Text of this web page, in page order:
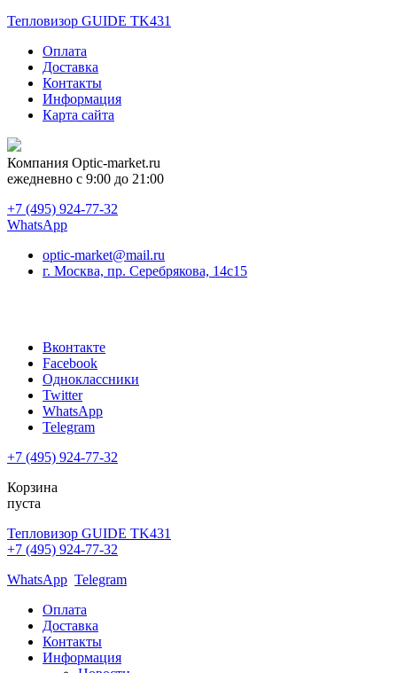
Тепловизор GUIDE TK431
Оплата
Доставка
Контакты
Информация
Карта сайта
Компания Optic-market.ru
ежедневно с 9:00 до 21:00
+7 (495) 924-77-32
WhatsApp
optic-market@mail.ru
г. Москва, пр. Серебрякова, 14с15
Вконтакте
Facebook
Одноклассники
Twitter
WhatsApp
Telegram
+7 (495) 924-77-32
Корзина
пуста
Тепловизор GUIDE TK431
+7 (495) 924-77-32
WhatsApp Telegram
Оплата
Доставка
Контакты
Информация